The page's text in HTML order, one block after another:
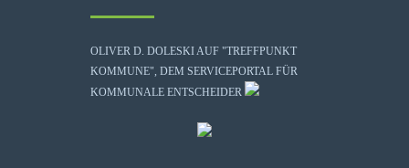
OLIVER D. DOLESKI AUF "TREFFPUNKT
KOMMUNE", DEM SERVICEPORTAL FÜR
KOMMUNALE ENTSCHEIDER